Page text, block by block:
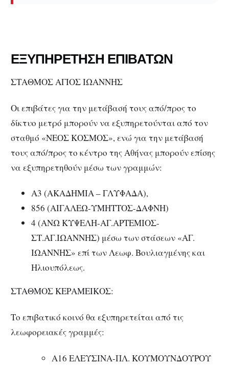
ΕΞΥΠΗΡΕΤΗΣΗ ΕΠΙΒΑΤΩΝ
ΣΤΑΘΜΟΣ ΑΓΙΟΣ ΙΩΑΝΝΗΣ
Οι επιβάτες για την μετάβασή τους από/προς το
δίκτυο μετρό μπορούν να εξυπηρετούνται από τον
σταθμό «ΝΕΟΣ ΚΟΣΜΟΣ», ενώ για την μετάβασή
τους από/προς το κέντρο της Αθήνας μπορούν επίσης
να εξυπηρετηθούν μέσω των γραμμών:
Α3 (ΑΚΑΔΗΜΙΑ – ΓΛΥΦΑΔΑ),
856 (ΑΙΓΑΛΕΩ-ΥΜΗΤΤΟΣ-ΔΑΦΝΗ)
4 (ΑΝΩ ΚΥΨΕΛΗ-ΑΓ.ΑΡΤΕΜΙΟΣ-
ΣΤ.ΑΓ.ΙΩΑΝΝΗΣ) μέσω των στάσεων «ΑΓ.
ΙΩΑΝΝΗΣ» επί των Λεωφ. Βουλιαγμένης και
Ηλιουπόλεως.
ΣΤΑΘΜΟΣ ΚΕΡΑΜΕΙΚΟΣ:
Το επιβατικό κοινό θα εξυπηρετείται από τις
λεωφορειακές γραμμές:
Α16 ΕΛΕΥΣΙΝΑ-ΠΛ. ΚΟΥΜΟΥΝΔΟΥΡΟΥ